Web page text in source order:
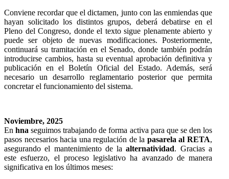
Conviene recordar que el dictamen, junto con las enmiendas que
hayan solicitado los distintos grupos, deberá debatirse en el
Pleno del Congreso, donde el texto sigue plenamente abierto y
puede ser objeto de nuevas modificaciones. Posteriormente,
continuará su tramitación en el Senado, donde también podrán
introducirse cambios, hasta su eventual aprobación definitiva y
publicación en el Boletín Oficial del Estado. Además, será
necesario un desarrollo reglamentario posterior que permita
concretar el funcionamiento del sistema.
Noviembre, 2025
Enhna seguimos trabajando de forma activa para que se den los
pasos necesarios hacia una regulación de la pasarela al RETA,
asegurando el mantenimiento de laalternatividad. Gracias a
este esfuerzo, el proceso legislativo ha avanzado de manera
significativa en los últimos meses: